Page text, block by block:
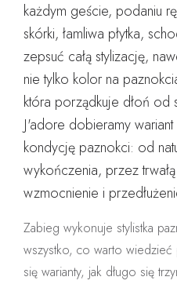
każdym geście, podaniu
skórki, łamliwa płytka,
zepsuć całą stylizację,
nie tylko kolor na
która porządkuje dłoń od
J'adore dobieramy
kondycję paznokci: od
wykończenia, przez
wzmocnienie i
Zabieg wykonuje stylistka
wszystko, co warto
się warianty, jak długo się